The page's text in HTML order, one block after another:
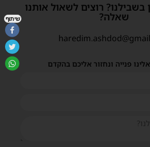
בשבילנו? רוצים לשאול אותנו
שאלה?
פנייה ונחזור אליכם בהקדם
שיתוף